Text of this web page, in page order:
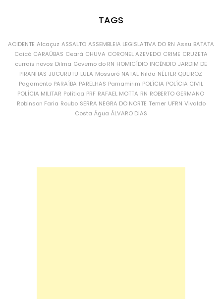
TAGS
ACIDENTE Alcaçuz ASSALTO ASSEMBLEIA LEGISLATIVA DO RN Assu BATATA
Caicó CARAÚBAS Ceará CHUVA CORONEL AZEVEDO CRIME CRUZETA
currais novos Dilma Governo do RN HOMICÍDIO INCÊNDIO JARDIM DE
PIRANHAS JUCURUTU LULA Mossoró NATAL Nilda NÉLTER QUEIROZ
Pagamento PARAÍBA PARELHAS Parnamirim POLÍCIA POLÍCIA CIVIL
POLÍCIA MILITAR Política PRF RAFAEL MOTTA RN ROBERTO GERMANO
Robinson Faria Roubo SERRA NEGRA DO NORTE Temer UFRN Vivaldo
Costa Água ÁLVARO DIAS